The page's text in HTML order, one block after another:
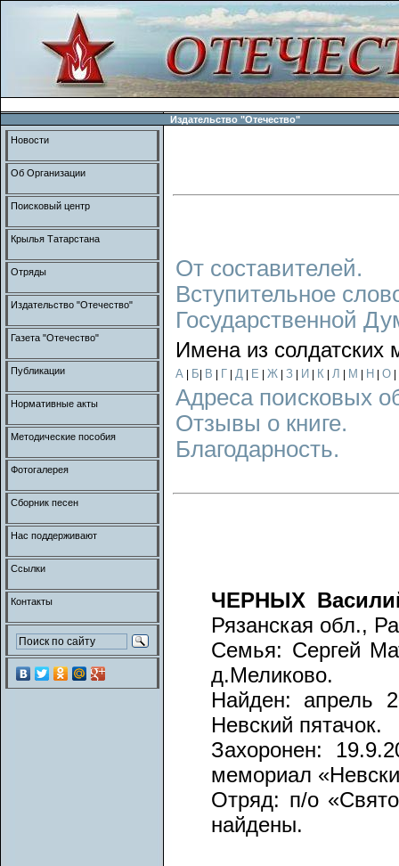
Издательство "Отечество"
От составителей.
Вступительное
Государственной
Имена из солдатских
А Б В Г Д Е Ж З И К Л М Н О
Адреса поисковых
Отзывы о книге.
Благодарность.
ЧЕРНЫХ
Рязанская обл.,
Семья: Сергей
д.Меликово.
Найден: апрель
Невский пятачок.
Захоронен:
мемориал
Отряд: п/о
найдены.
Новости
Об Организации
Поисковый центр
Крылья Татарстана
Отряды
Издательство "Отечество"
Газета "Отечество"
Публикации
Нормативные акты
Методические пособия
Фотогалерея
Сборник песен
Нас поддерживают
Ссылки
Контакты